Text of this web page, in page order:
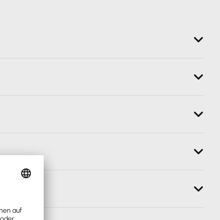
Fehlzeit übermittelt.
für die Dauer der Beschäftigung bindend. Im Menü
versendet werden, wenn Sie z.B.